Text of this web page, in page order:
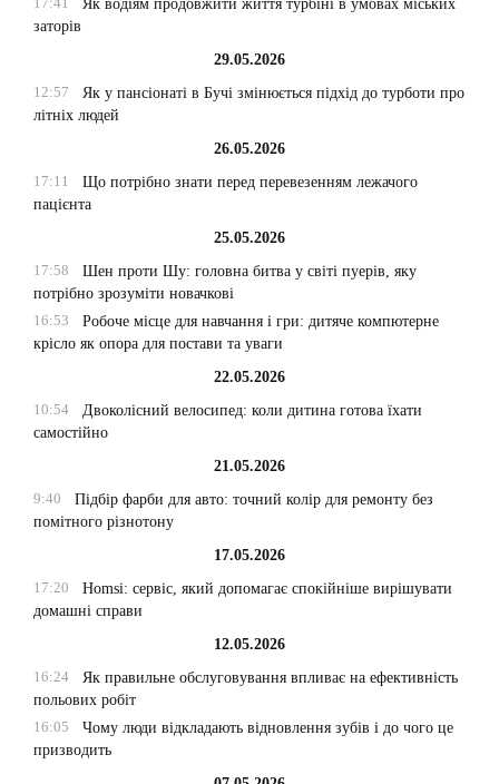
Як водіям продовжити життя турбіні в умовах міських
заторів
29.05.2026
12:57
Як у пансіонаті в Бучі змінюється підхід до турботи про
літніх людей
26.05.2026
17:11
Що потрібно знати перед перевезенням лежачого
пацієнта
25.05.2026
17:58
Шен проти Шу: головна битва у світі пуерів, яку
потрібно зрозуміти новачкові
16:53
Робоче місце для навчання і гри: дитяче компютерне
крісло як опора для постави та уваги
22.05.2026
10:54
Двоколісний велосипед: коли дитина готова їхати
самостійно
21.05.2026
9:40
Підбір фарби для авто: точний колір для ремонту без
помітного різнотону
17.05.2026
17:20
Homsi: сервіс, який допомагає спокійніше вирішувати
домашні справи
12.05.2026
16:24
Як правильне обслуговування впливає на ефективність
польових робіт
16:05
Чому люди відкладають відновлення зубів і до чого це
призводить